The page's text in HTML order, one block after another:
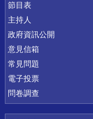
節目表
主持人
政府資訊公開
意見信箱
常見問題
電子投票
問卷調查